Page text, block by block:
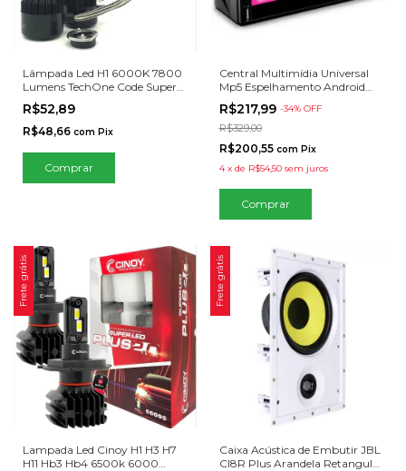
Lâmpada Led H1 6000K 7800
Lumens TechOne Code Super
LED
R$52,89
R$48,66 com Pix
Central Multimídia Universal
Mp5 Espelhamento Android
IOS
R$217,99 -34% OFF
R$329,00
R$200,55 com Pix
4 x de R$54,50 sem juros
Frete grátis
Lampada Led Cinoy H1 H3 H7
H11 Hb3 Hb4 6500k 6000
Frete grátis
Caixa Acústica de Embutir JBL
CI8R Plus Arandela Retangular